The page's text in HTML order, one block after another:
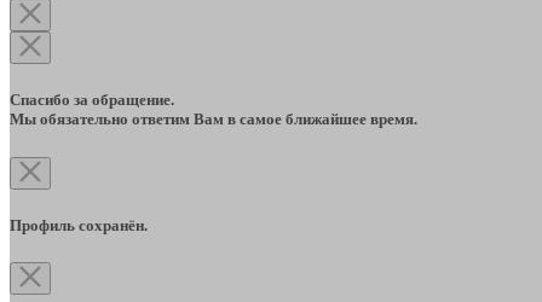
Спасибо за обращение.
Мы обязательно ответим Вам в самое ближайшее время.
Профиль сохранён.